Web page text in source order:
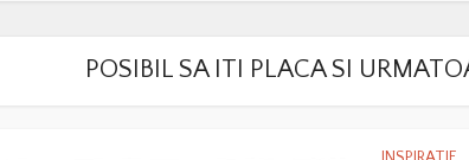
POSIBIL SA ITI PLACA SI